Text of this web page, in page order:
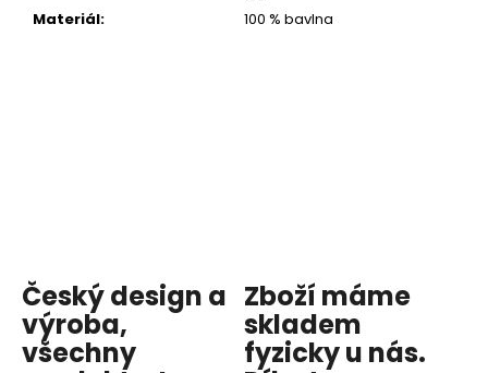
Materiál: 100 % bavlna
Český design a
výroba,
všechny
Zboží máme
skladem
fyzicky u nás.